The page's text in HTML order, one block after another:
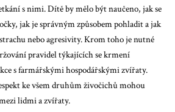
s nimi. Dítě by mělo být naučeno, jak se
jak je správným způsobem pohladit a jak
nebo agresivity. Krom toho je nutné
pravidel týkajících se krmení
s farmářskými hospodářskými zvířaty.
ke všem druhům živočichů mohou
lidmi a zvířaty.